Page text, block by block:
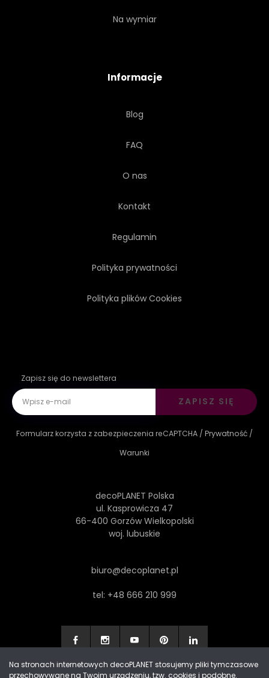
Na wymiar
Informacje
Blog
FAQ
O nas
Kontakt
Regulamin
Polityka prywatności
Polityka plików Cookies
Zapisz się do newslettera
ZAPISZ SIĘ
Formularz korzysta z zabezpieczenia reCAPTCHA / Prywatność /
Warunki
decoPLANET Polska
ul. Kasprowicza 47
66-400 Gorzów Wielkopolski
woj. lubuskie
biuro@decoplanet.pl
tel: +48 666 210 999
Na stronach internetowych decoPLANET stosujemy pliki tymczasowe
przechowywane na Twoim urządzeniu, tzw. cookies i podobne.